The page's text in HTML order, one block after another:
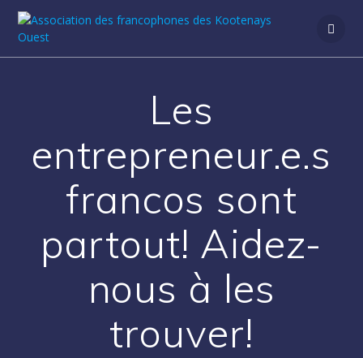
Les
entrepreneur.e.s
francos sont
partout! Aidez-
nous à les
trouver!